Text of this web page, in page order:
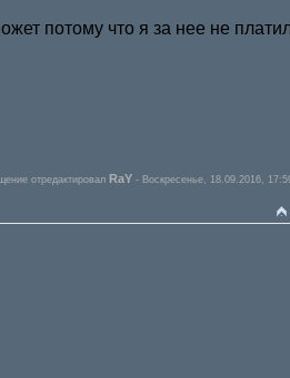
потому что я за нее не
отредактировал RaY - Воскресенье, 18.09.2016,